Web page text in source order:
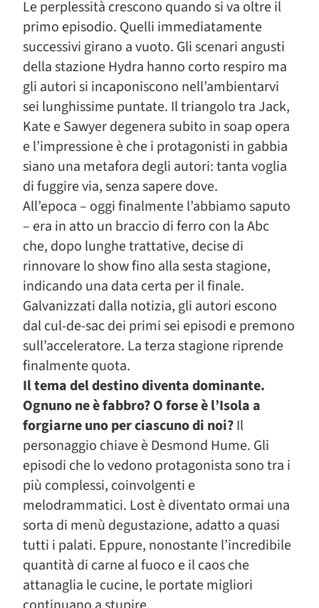
Le perplessità crescono quando si va oltre il
primo episodio. Quelli immediatamente
successivi girano a vuoto. Gli scenari angusti
della stazione Hydra hanno corto respiro ma
gli autori si incaponiscono nell’ambientarvi
sei lunghissime puntate. Il triangolo tra Jack,
Kate e Sawyer degenera subito in soap opera
e l’impressione è che i protagonisti in gabbia
siano una metafora degli autori: tanta voglia
di fuggire via, senza sapere dove.
All’epoca – oggi finalmente l’abbiamo saputo
– era in atto un braccio di ferro con la Abc
che, dopo lunghe trattative, decise di
rinnovare lo show fino alla sesta stagione,
indicando una data certa per il finale.
Galvanizzati dalla notizia, gli autori escono
dal cul-de-sac dei primi sei episodi e premono
sull’acceleratore. La terza stagione riprende
finalmente quota.
Il tema del destino diventa dominante.
Ognuno ne è fabbro? O forse è l’Isola a
forgiarne uno per ciascuno di noi?Il
personaggio chiave è Desmond Hume. Gli
episodi che lo vedono protagonista sono tra i
più complessi, coinvolgenti e
melodrammatici. Lost è diventato ormai una
sorta di menù degustazione, adatto a quasi
tutti i palati. Eppure, nonostante l’incredibile
quantità di carne al fuoco e il caos che
attanaglia le cucine, le portate migliori